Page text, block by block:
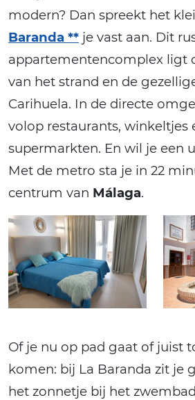
modern? Dan spreekt het
Baranda ** je vast aan. Dit
appartementencomplex ligt
van het strand en de
Carihuela. In de directe
volop restaurants, winkeltjes
supermarkten. En wil je een
Met de metro sta je in 22
centrum van Málaga.
Of je nu op pad gaat of juist
komen: bij La Baranda zit je
het zonnetje bij het